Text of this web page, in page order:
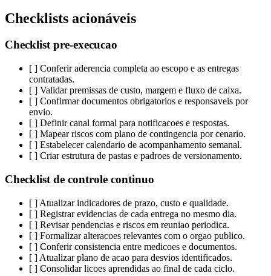
Checklists acionáveis
Checklist pre-execucao
[ ] Conferir aderencia completa ao escopo e as entregas
contratadas.
[ ] Validar premissas de custo, margem e fluxo de caixa.
[ ] Confirmar documentos obrigatorios e responsaveis por
envio.
[ ] Definir canal formal para notificacoes e respostas.
[ ] Mapear riscos com plano de contingencia por cenario.
[ ] Estabelecer calendario de acompanhamento semanal.
[ ] Criar estrutura de pastas e padroes de versionamento.
Checklist de controle continuo
[ ] Atualizar indicadores de prazo, custo e qualidade.
[ ] Registrar evidencias de cada entrega no mesmo dia.
[ ] Revisar pendencias e riscos em reuniao periodica.
[ ] Formalizar alteracoes relevantes com o orgao publico.
[ ] Conferir consistencia entre medicoes e documentos.
[ ] Atualizar plano de acao para desvios identificados.
[ ] Consolidar licoes aprendidas ao final de cada ciclo.